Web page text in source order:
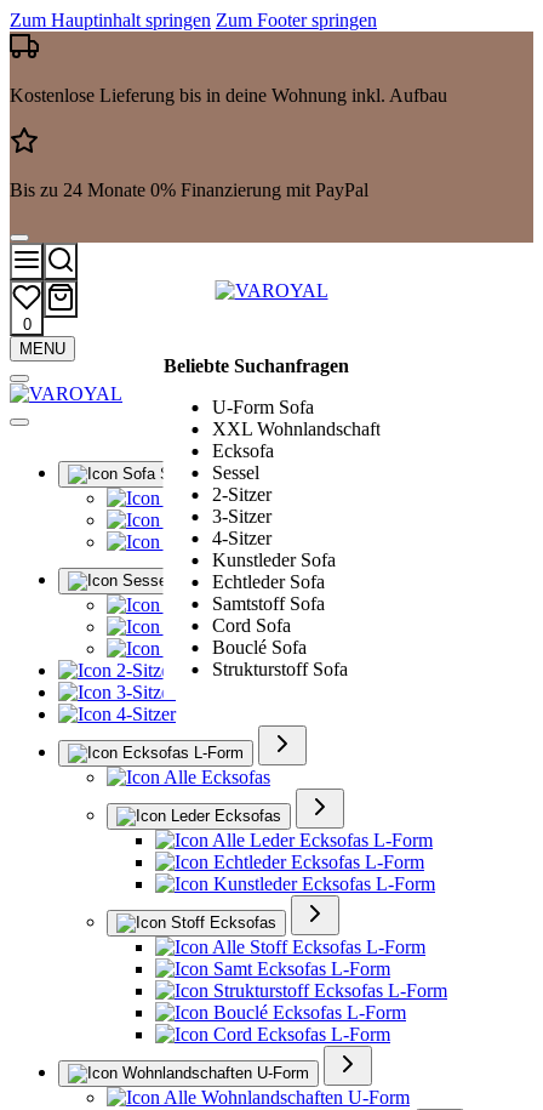
Zum Hauptinhalt springen Zum Footer springen
Kostenlose Lieferung bis in deine Wohnung inkl. Aufbau
Bis zu 24 Monate 0% Finanzierung mit PayPal
0
Beliebte Suchanfragen
U-Form Sofa
XXL Wohnlandschaft
Ecksofa
Sessel
2-Sitzer
3-Sitzer
4-Sitzer
Kunstleder Sofa
Echtleder Sofa
Samtstoff Sofa
Cord Sofa
Bouclé Sofa
Strukturstoff Sofa
Suchergebnisse
MENU
Sofa Sets
Alle Sofa Sets
Ledergarnituren
Polstergarnituren
Sessel
Alle Sessel
Ledersessel
Polstersessel
2-Sitzer
3-Sitzer
4-Sitzer
Ecksofas L-Form
Alle Ecksofas
Leder Ecksofas
Alle Leder Ecksofas L-Form
Echtleder Ecksofas L-Form
Kunstleder Ecksofas L-Form
Stoff Ecksofas
Alle Stoff Ecksofas L-Form
Samt Ecksofas L-Form
Strukturstoff Ecksofas L-Form
Bouclé Ecksofas L-Form
Cord Ecksofas L-Form
Wohnlandschaften U-Form
Alle Wohnlandschaften U-Form